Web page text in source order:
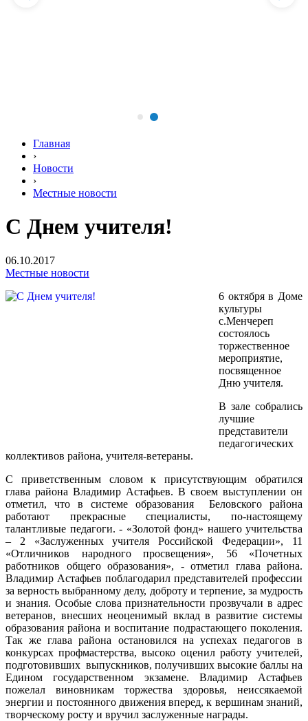
Главная
›
Новости
›
Местные новости
С Днем учителя!
06.10.2017
Местные новости
6 октября в Доме
культуры
с.Менчереп
состоялось
торжественное
мероприятие,
посвященное
Дню учителя.
В зале собрались
лучшие
представители
педагогических
коллективов района, учителя-ветераны.
С приветственным словом к присутствующим обратился
глава района Владимир Астафьев. В своем выступлении он
отметил, что в системе образования Беловского района
работают прекрасные специалисты, по-настоящему
талантливые педагоги. - «Золотой фонд» нашего учительства
– 2 «Заслуженных учителя Российской Федерации», 11
«Отличников народного просвещения», 56 «Почетных
работников общего образования», - отметил глава района.
Владимир Астафьев поблагодарил представителей профессии
за верность выбранному делу, доброту и терпение, за мудрость
и знания. Особые слова признательности прозвучали в адрес
ветеранов, внесших неоценимый вклад в развитие системы
образования района и воспитание подрастающего поколения.
Так же глава района остановился на успехах педагогов в
конкурсах профмастерства, высоко оценил работу учителей,
подготовивших выпускников, получивших высокие баллы на
Едином государственном экзамене. Владимир Астафьев
пожелал виновникам торжества здоровья, неиссякаемой
энергии и постоянного движения вперед, к вершинам знаний,
творческому росту и вручил заслуженные награды.